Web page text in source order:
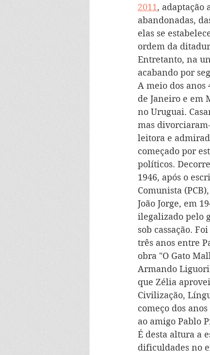
2011, adaptação
abandonadas,
elas se
ordem da
Entretanto, na
acabando por
A meio dos
de Janeiro e em
no Uruguai.
mas
leitora e
começado por
políticos.
1946, após o
Comunista
João Jorge, em
ilegalizado pelo
sob cassação.
três anos entre
obra "O Gato
Armando Liguori
que Zélia
Civilização,
começo dos
ao amigo Pablo
É desta altura a
dificuldades no